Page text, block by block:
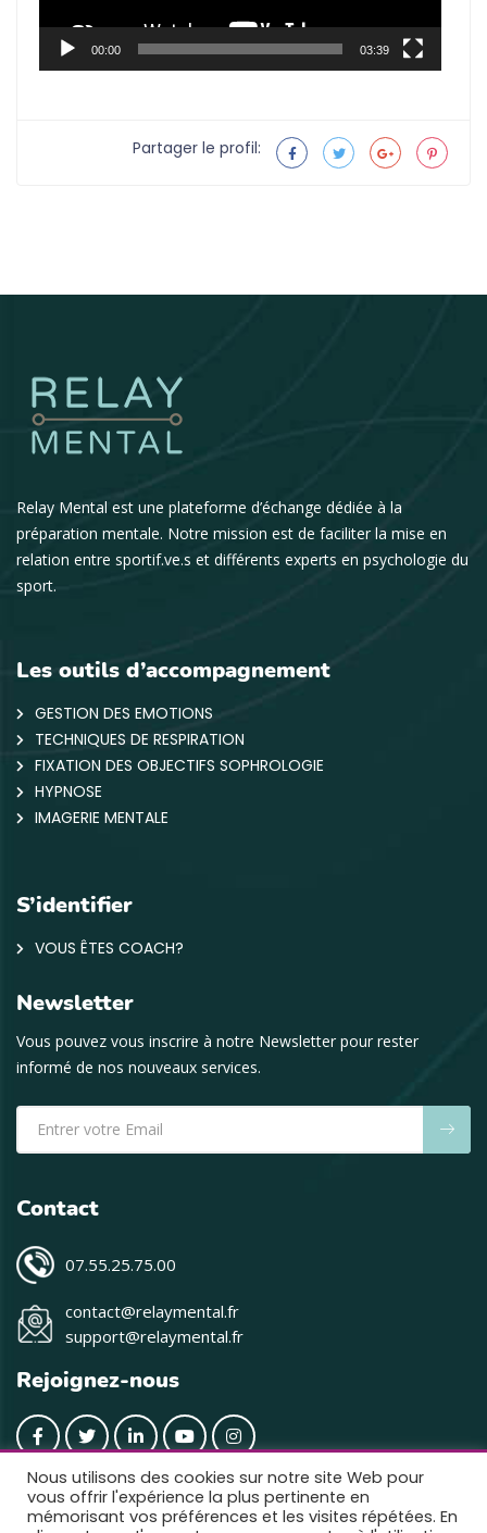
00:00 03:39
Partager le profil:
Relay Mental est une plateforme d’échange dédiée à la
préparation mentale. Notre mission est de faciliter la mise en
relation entre sportif.ve.s et différents experts en psychologie du
sport.
Les outils d’accompagnement
GESTION DES EMOTIONS
TECHNIQUES DE RESPIRATION
FIXATION DES OBJECTIFS SOPHROLOGIE
HYPNOSE
IMAGERIE MENTALE
S’identifier
VOUS ÊTES COACH?
Newsletter
Vous pouvez vous inscrire à notre Newsletter pour rester
informé de nos nouveaux services.
Contact
07.55.25.75.00
contact@relaymental.fr
support@relaymental.fr
Rejoignez-nous
Nous utilisons des cookies sur notre site Web pour
vous offrir l'expérience la plus pertinente en
mémorisant vos préférences et les visites répétées. En